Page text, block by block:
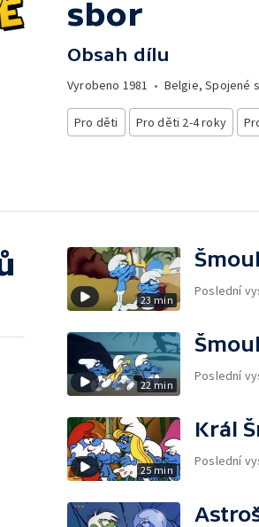
sbor
Obsah dílu
Vyrobeno 1981 • Belgie, Spojené
Pro děti Pro děti 2-4 roky
23 min
Poslední
22 min
Poslední
25 min
Král
Poslední